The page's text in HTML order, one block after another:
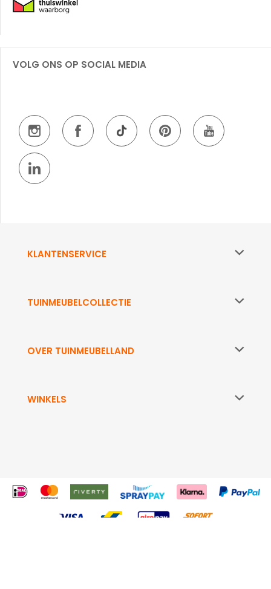
VOLG ONS OP SOCIAL MEDIA
KLANTENSERVICE
TUINMEUBELCOLLECTIE
OVER TUINMEUBELLAND
WINKELS